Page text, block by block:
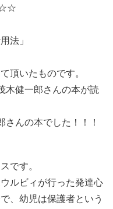
法」
頂いたものです。
木健一郎さんの本が読
んの本でした！！！
です。
ルビィが行った発達心
、幼児は保護者という